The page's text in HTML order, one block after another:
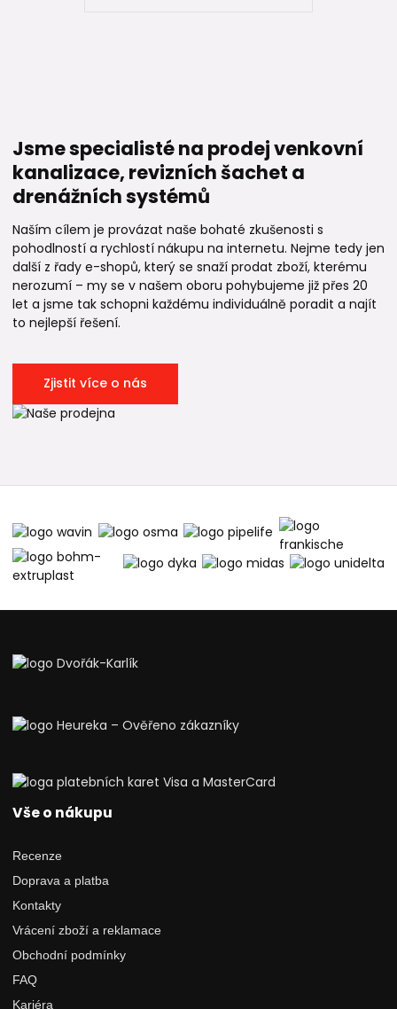
Jsme specialisté na prodej venkovní
kanalizace, revizních šachet a
drenážních systémů
Naším cílem je provázat naše bohaté zkušenosti s
pohodlností a rychlostí nákupu na internetu. Nejme tedy jen
další z řady e-shopů, který se snaží prodat zboží, kterému
nerozumí – my se v našem oboru pohybujeme již přes 20
let a jsme tak schopni každému individuálně poradit a najít
to nejlepší řešení.
Zjistit více o nás
Vše o nákupu
Recenze
Doprava a platba
Kontakty
Vrácení zboží a reklamace
Obchodní podmínky
FAQ
Kariéra